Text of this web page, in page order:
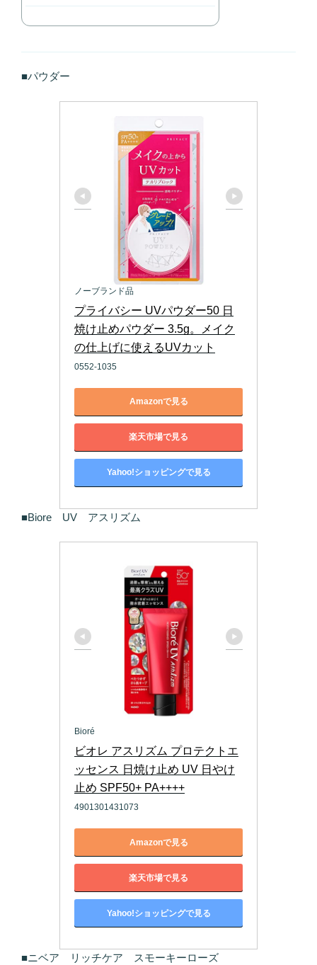
■パウダー
ノーブランド品
プライバシー UVパウダー50 日
焼け止めパウダー 3.5g。メイク
の仕上げに使えるUVカット
0552-1035
Amazonで見る
楽天市場で見る
Yahoo!ショッピングで見る
■Biore UV アスリズム
Bioré
ビオレ アスリズム プロテクトエ
ッセンス 日焼け止め UV 日やけ
止め SPF50+ PA++++
4901301431073
Amazonで見る
楽天市場で見る
Yahoo!ショッピングで見る
■ニベア リッチケア スモーキーローズ